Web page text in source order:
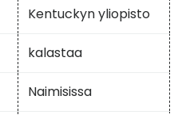
Kentuckyn yliopisto
kalastaa
Naimisissa